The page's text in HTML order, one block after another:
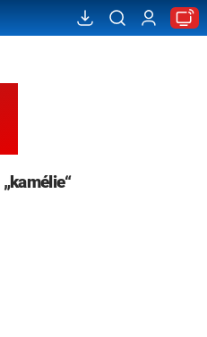
„kamélie“